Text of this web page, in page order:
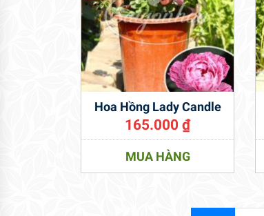
Hoa Hồng Lady Candle
165.000₫
MUA HÀNG